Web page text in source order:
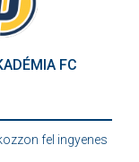
FC
fel ingyenes